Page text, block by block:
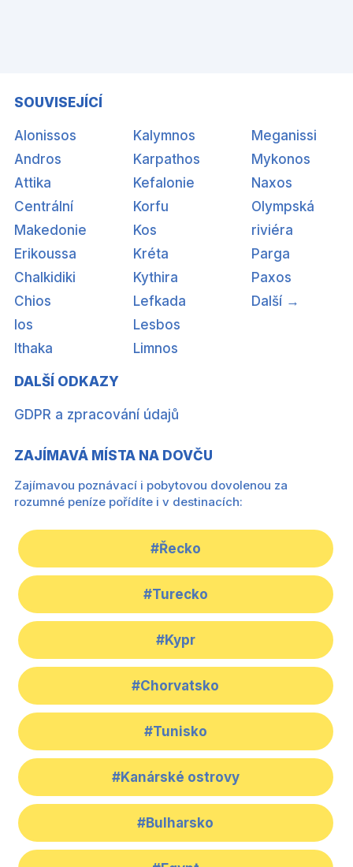
SOUVISEJÍCÍ
Alonissos
Andros
Attika
Centrální
Makedonie
Erikoussa
Chalkidiki
Chios
Ios
Ithaka
Kalymnos
Karpathos
Kefalonie
Korfu
Kos
Kréta
Kythira
Lefkada
Lesbos
Limnos
Meganissi
Mykonos
Naxos
Olympská
riviéra
Parga
Paxos
Další →
DALŠÍ ODKAZY
GDPR a zpracování údajů
ZAJÍMAVÁ MÍSTA NA DOVČU
Zajímavou poznávací i pobytovou dovolenou za
rozumné peníze pořídíte i v destinacích:
#Řecko
#Turecko
#Kypr
#Chorvatsko
#Tunisko
#Kanárské ostrovy
#Bulharsko